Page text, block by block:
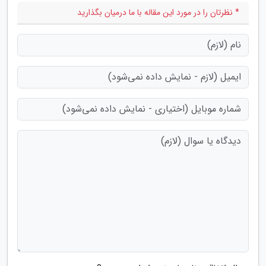
* نظرتان را در مورد این مقاله با ما درمیان بگذارید